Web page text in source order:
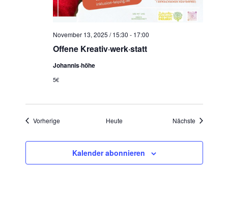
Offene Kreativ·werk·statt
November 13, 2025 / 15:30 - 17:00
Johannis·höhe
5€
VorherigeVeranstaltungen Heute Nächste
Kalender abonnieren